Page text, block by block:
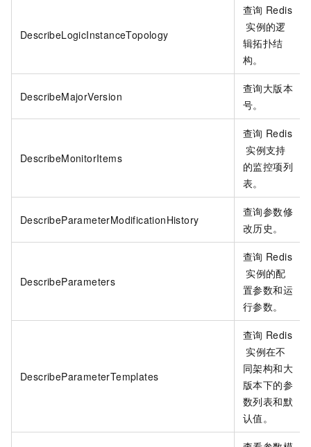
DescribeLogicInstanceTopology
查询 Redis
实例的逻
辑拓扑结
构。
DescribeMajorVersion
查询大版本
号。
DescribeMonitorItems
查询 Redis
实例支持
的监控项列
表。
DescribeParameterModificationHistory
查询参数修
改历史。
DescribeParameters
查询 Redis
实例的配
置参数和运
行参数。
DescribeParameterTemplates
查询 Redis
实例在不
同架构和大
版本下的参
数列表和默
认值。